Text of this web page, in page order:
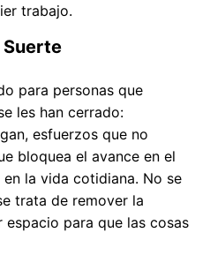
trabajo.
Suerte
para personas que
les han cerrado:
esfuerzos que no
bloquea el avance en el
la vida cotidiana. No se
trata de remover la
para que las cosas